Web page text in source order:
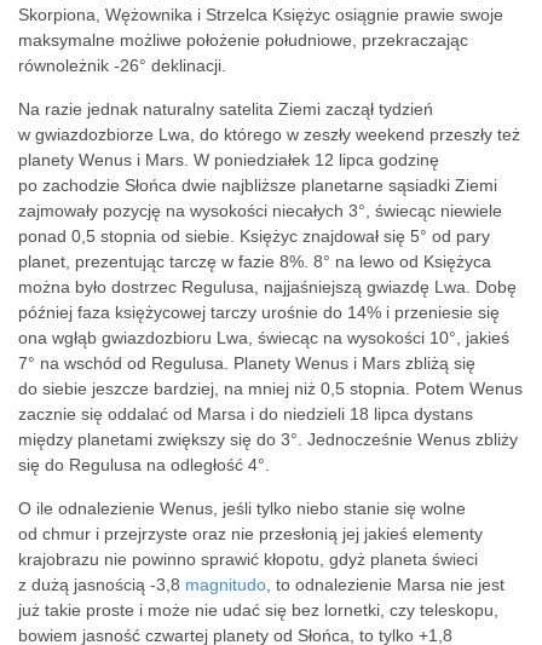
Skorpiona, Wężownika i Strzelca Księżyc osiągnie prawie swoje
maksymalne możliwe położenie południowe, przekraczając
równoleżnik -26° deklinacji.
Na razie jednak naturalny satelita Ziemi zaczął tydzień
w gwiazdozbiorze Lwa, do którego w zeszły weekend przeszły też
planety Wenus i Mars. W poniedziałek 12 lipca godzinę
po zachodzie Słońca dwie najbliższe planetarne sąsiadki Ziemi
zajmowały pozycję na wysokości niecałych 3°, świecąc niewiele
ponad 0,5 stopnia od siebie. Księżyc znajdował się 5° od pary
planet, prezentując tarczę w fazie 8%. 8° na lewo od Księżyca
można było dostrzec Regulusa, najjaśniejszą gwiazdę Lwa. Dobę
później faza księżycowej tarczy urośnie do 14% i przeniesie się
ona wgłąb gwiazdozbioru Lwa, świecąc na wysokości 10°, jakieś
7° na wschód od Regulusa. Planety Wenus i Mars zbliżą się
do siebie jeszcze bardziej, na mniej niż 0,5 stopnia. Potem Wenus
zacznie się oddalać od Marsa i do niedzieli 18 lipca dystans
między planetami zwiększy się do 3°. Jednocześnie Wenus zbliży
się do Regulusa na odległość 4°.
O ile odnalezienie Wenus, jeśli tylko niebo stanie się wolne
od chmur i przejrzyste oraz nie przesłonią jej jakieś elementy
krajobrazu nie powinno sprawić kłopotu, gdyż planeta świeci
z dużą jasnością -3,8 magnitudo , to odnalezienie Marsa nie jest
już takie proste i może nie udać się bez lornetki, czy teleskopu,
bowiem jasność czwartej planety od Słońca, to tylko +1,8